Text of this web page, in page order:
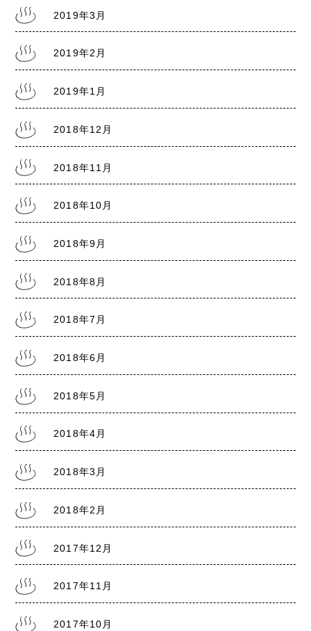
2019年3月
2019年2月
2019年1月
2018年12月
2018年11月
2018年10月
2018年9月
2018年8月
2018年7月
2018年6月
2018年5月
2018年4月
2018年3月
2018年2月
2017年12月
2017年11月
2017年10月